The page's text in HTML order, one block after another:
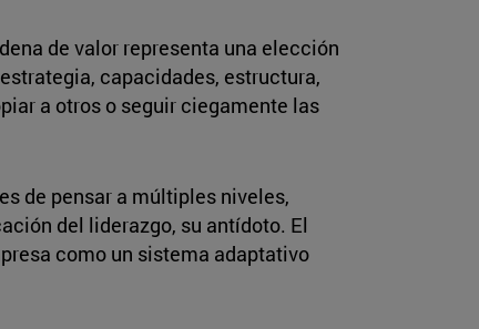
de valor representa una elección
capacidades, estructura,
a otros o seguir ciegamente las
de pensar a múltiples niveles,
del liderazgo, su antídoto. El
como un sistema adaptativo